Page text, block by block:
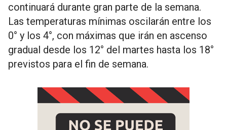
continuará durante gran parte de la semana.
Las temperaturas mínimas oscilarán entre los
0° y los 4°, con máximas que irán en ascenso
gradual desde los 12° del martes hasta los 18°
previstos para el fin de semana.